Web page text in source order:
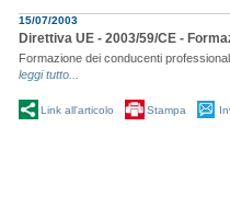
15/07/2003
Direttiva UE - 2003/59/CE -
Formazione dei conducenti
leggi tutto...
Link all'articolo Stampa